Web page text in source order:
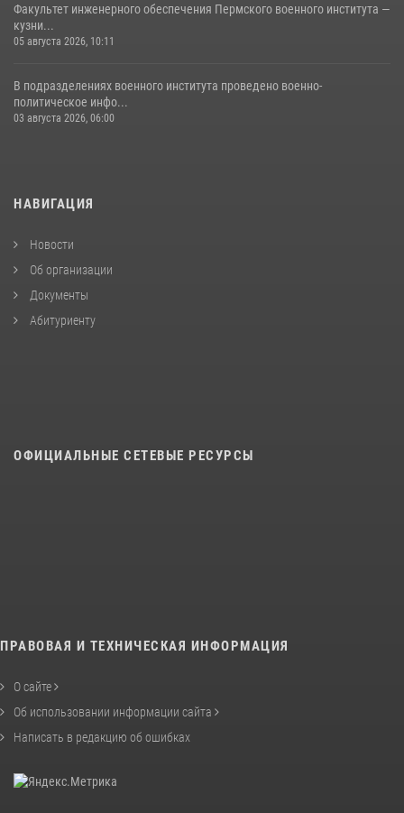
Факультет инженерного обеспечения Пермского военного института —
кузни...
05 августа 2026, 10:11
В подразделениях военного института проведено военно-
политическое инфо...
03 августа 2026, 06:00
НАВИГАЦИЯ
Новости
Об организации
Документы
Абитуриенту
ОФИЦИАЛЬНЫЕ СЕТЕВЫЕ РЕСУРСЫ
ПРАВОВАЯ И ТЕХНИЧЕСКАЯ ИНФОРМАЦИЯ
О сайте
Об использовании информации сайта
Написать в редакцию об ошибках